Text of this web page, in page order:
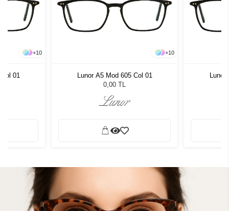
+10
01
+10
Lunor A5 Mod 605 Col 01
0,00 TL
Lunor